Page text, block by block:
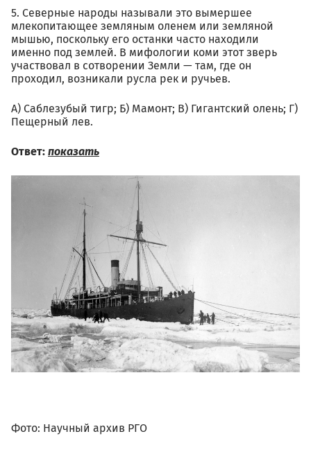
5. Северные народы называли это вымершее
млекопитающее земляным оленем или земляной
мышью, поскольку его останки часто находили
именно под землей. В мифологии коми этот зверь
участвовал в сотворении Земли — там, где он
проходил, возникали русла рек и ручьев.
А) Саблезубый тигр; Б) Мамонт; В) Гигантский олень; Г)
Пещерный лев.
Ответ: показать
02.06_40.jpg
Фото: Научный архив РГО